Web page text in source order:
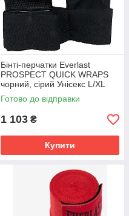
Бінті-перчатки Everlast
PROSPECT QUICK WRAPS
чорний, сірий Унісекс L/XL
P00002986
Готово до відправки
1 103 ₴
Купити